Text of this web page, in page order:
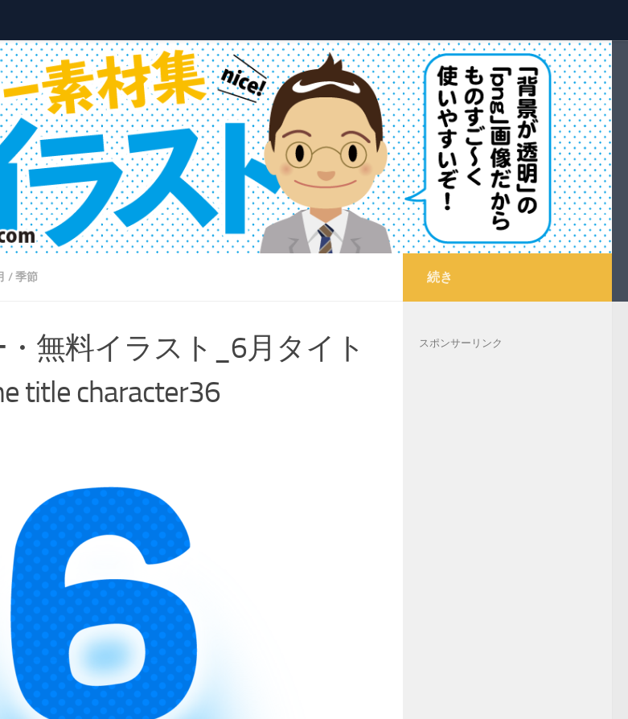
/季節
無料イラスト_6月タイト
title character36
続き
スポンサーリンク